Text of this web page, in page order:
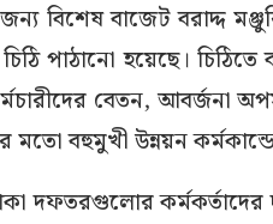
বিশেষ বাজেট বরাদ্দ
চিঠি পাঠানো হয়েছে।
বেতন, আবর্জনা
বহুমুখী উন্নয়ন
কর্মকর্তাদের